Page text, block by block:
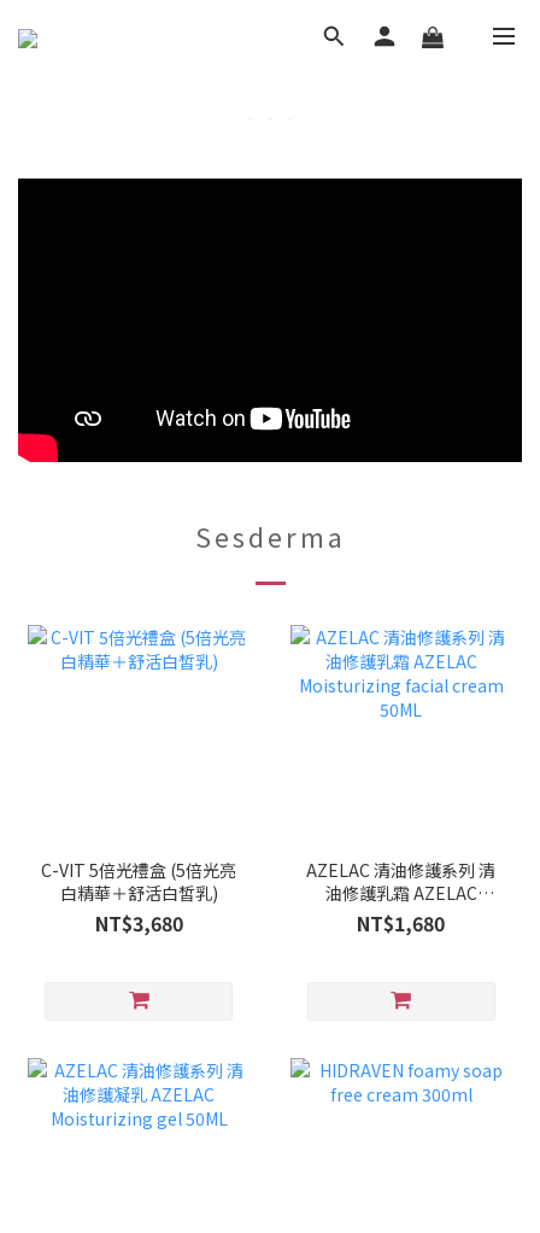
Sesderma
C-VIT 5倍光禮盒 (5倍光亮
白精華＋舒活白皙乳)
NT$3,680
AZELAC 清油修護系列 清
油修護乳霜 AZELAC
Moisturizing facial
cream 50ML
NT$1,680